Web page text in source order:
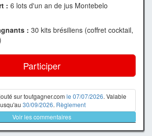
: 6 lots d'un an de jus Montebelo
: 30 kits brésiliens (coffret cocktail,
Participer
sur toutgagner.com le 07/07/2026. Valable
30/09/2026. Règlement
Voir les commentaires